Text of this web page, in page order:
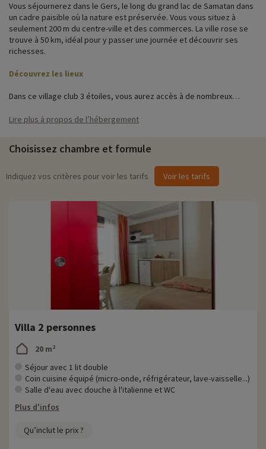
Vous séjournerez dans le Gers, le long du grand lac de Samatan dans
un cadre paisible où la nature est préservée. Vous vous situez à
seulement 200 m du centre-ville et des commerces. La ville rose se
trouve à 50 km, idéal pour y passer une journée et découvrir ses
richesses.
Découvrez les lieux
Dans ce village club 3 étoiles, vous aurez accès à de nombreux
accès à la piscine municipale située à 100 m du village, un parking,
tous les âges et tous les goûts.
Le village club est composé de 29 villas de 2 à 5 personnes toutes
équipées d'une cuisine ainsi que d'une terrasse. Pour votre bébé, il
Activités famille sur place
Pour des informations très précises sur les activités à faire sur place
(date d'ouverture, âge pour les club, contenu du pack bébé...),
En ce qui concerne les activités, comme indiqué plus haut, vous aurez
la possibilité de vous rafraichir dans la piscine municipale située à 100
m du village club. Vous y trouverez un bassin de nage, un bassin
ludique ainsi qu'une pataugeoire pour que les plus jeunes puissent
barboter en toute sécurité.
Sur place vous aurez également accès au terrain de volley, de
pétanque, au parcours de santé, au mini-golf et les petits pourront
s'amuser à l'aire de jeux ainsi qu'à la ludothèque. Pour celles et ceux
souhaitez découvrir les environs et passer un bon moment en famille,
Lire plus à propos de l’hébergement
Choisissez chambre et formule
Indiquez vos critères pour voir les tarifs Voir les tarifs
Villa 2 personnes
20 m²
Séjour avec 1 lit double
Coin cuisine équipé (micro-onde, réfrigérateur, lave-vaisselle...)
Salle d'eau avec douche à l'italienne et WC
Plus d'infos
Qu’inclut le prix ?